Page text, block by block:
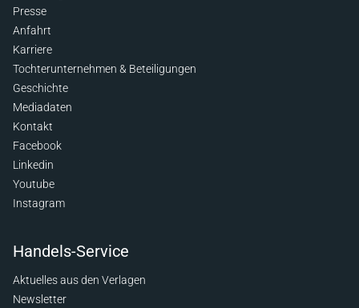
Presse
Anfahrt
Karriere
Tochterunternehmen & Beteiligungen
Geschichte
Mediadaten
Kontakt
Facebook
Linkedin
Youtube
Instagram
Handels-Service
Aktuelles aus den Verlagen
Newsletter